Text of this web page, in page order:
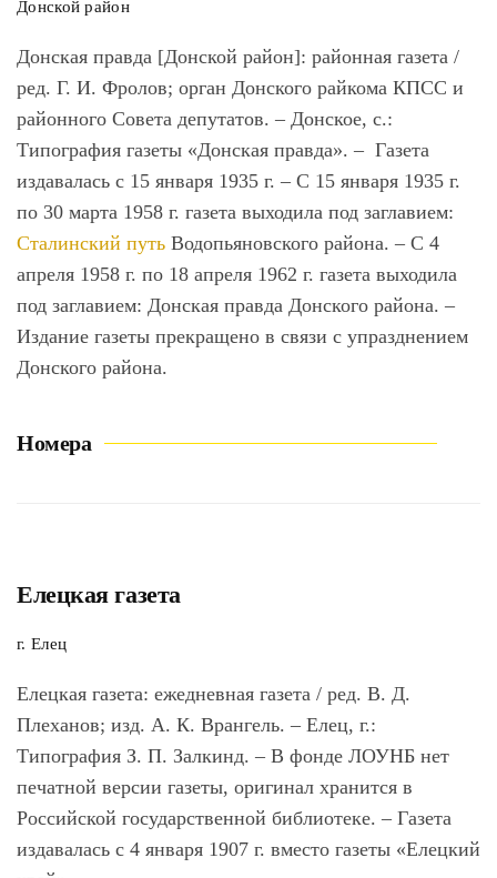
Донской район
Донская правда [Донской район]: районная газета /
ред. Г. И. Фролов; орган Донского райкома КПСС и
районного Совета депутатов. – Донское, с.:
Типография газеты «Донская правда». – Газета
издавалась с 15 января 1935 г. – С 15 января 1935 г.
по 30 марта 1958 г. газета выходила под заглавием:
Сталинский путь Водопьяновского района. – С 4
апреля 1958 г. по 18 апреля 1962 г. газета выходила
под заглавием: Донская правда Донского района. –
Издание газеты прекращено в связи с упразднением
Донского района.
Номера
Елецкая газета
г. Елец
Елецкая газета: ежедневная газета / ред. В. Д.
Плеханов; изд. А. К. Врангель. – Елец, г.:
Типография З. П. Залкинд. – В фонде ЛОУНБ нет
печатной версии газеты, оригинал хранится в
Российской государственной библиотеке. – Газета
издавалась с 4 января 1907 г. вместо газеты «Елецкий